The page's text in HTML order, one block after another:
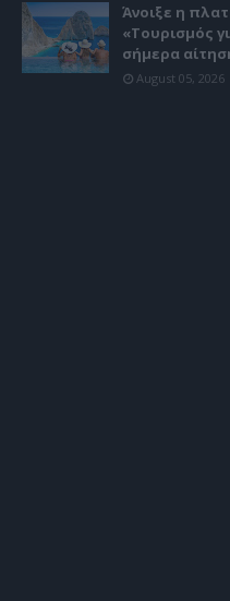
Άνοιξε η
«Τουρισμός
σήμερα
August 05, 2026